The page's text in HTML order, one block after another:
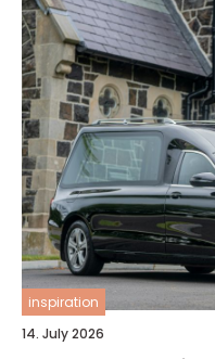
inspiration
14. July 2026